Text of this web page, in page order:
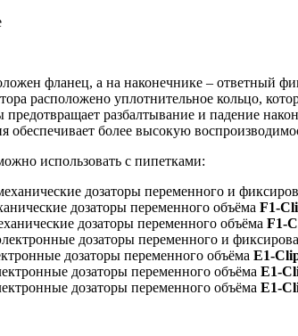
фланец, а на наконечнике – ответный
расположено уплотнительное кольцо,
предотвращает разбалтывание и падение
обеспечивает более высокую
использовать с пипетками:
дозаторы переменного и
дозаторы переменного объёма F1-
дозаторы переменного объёма F1-
дозаторы переменного и
дозаторы переменного объёма Е1-
дозаторы переменного объёма Е1-
дозаторы переменного объёма Е1-